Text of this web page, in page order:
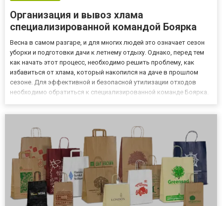
Организация и вывоз хлама
специализированной командой Боярка
Весна в самом разгаре, и для многих людей это означает сезон
уборки и подготовки дачи к летнему отдыху. Однако, перед тем
как начать этот процесс, необходимо решить проблему, как
избавиться от хлама, который накопился на даче в прошлом
сезоне. Для эффективной и безопасной утилизации отходов
необходимо обратиться к специализированной команде Боярка.